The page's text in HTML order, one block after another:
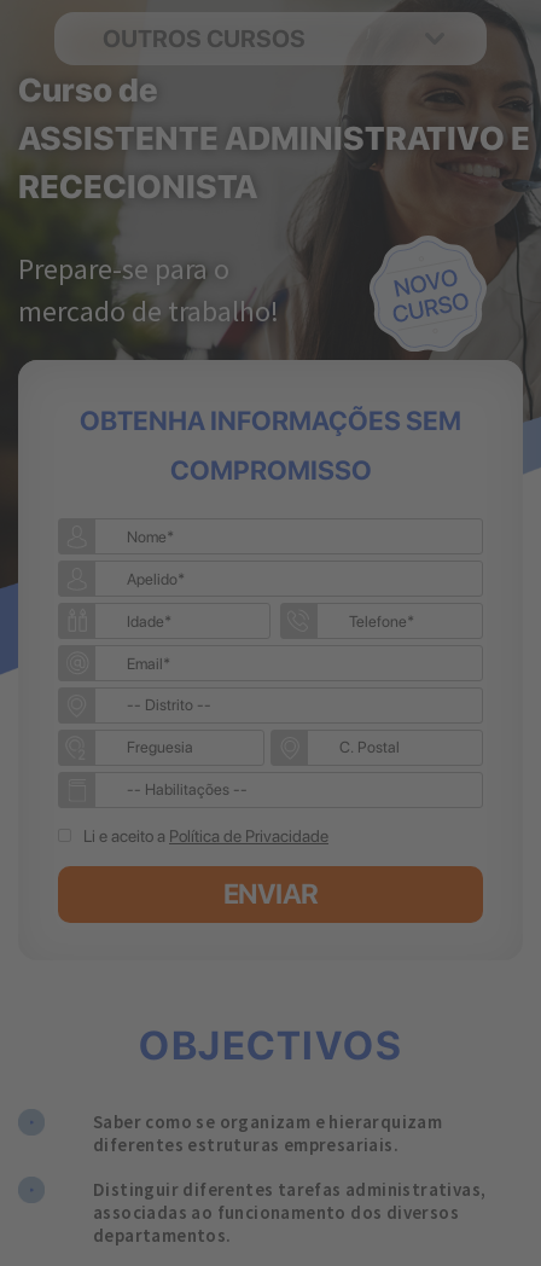
Curso de
ASSISTENTE ADMINISTRATIVO E
RECECIONISTA
Prepare-se para o
mercado de trabalho!
OUTROS CURSOS
OBTENHA INFORMAÇÕES SEM
COMPROMISSO
Li e aceito a Política de Privacidade
ENVIAR
OBJECTIVOS
Saber como se organizam e hierarquizam
diferentes estruturas empresariais.
Distinguir diferentes tarefas administrativas,
associadas ao funcionamento dos diversos
departamentos.